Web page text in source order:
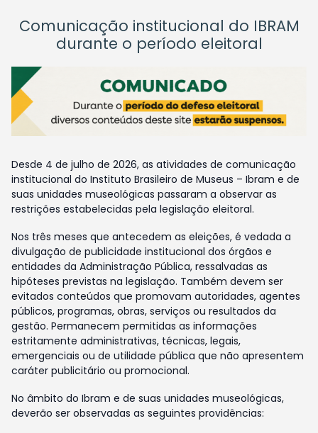
Comunicação institucional do IBRAM
durante o período eleitoral
Desde 4 de julho de 2026, as atividades de comunicação
institucional do Instituto Brasileiro de Museus – Ibram e de
suas unidades museológicas passaram a observar as
restrições estabelecidas pela legislação eleitoral.
Nos três meses que antecedem as eleições, é vedada a
divulgação de publicidade institucional dos órgãos e
entidades da Administração Pública, ressalvadas as
hipóteses previstas na legislação. Também devem ser
evitados conteúdos que promovam autoridades, agentes
públicos, programas, obras, serviços ou resultados da
gestão. Permanecem permitidas as informações
estritamente administrativas, técnicas, legais,
emergenciais ou de utilidade pública que não apresentem
caráter publicitário ou promocional.
No âmbito do Ibram e de suas unidades museológicas,
deverão ser observadas as seguintes providências: